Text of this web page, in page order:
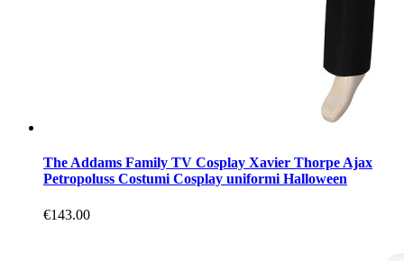
The Addams Family TV Cosplay Xavier Thorpe Ajax
Petropoluss Costumi Cosplay uniformi Halloween
€143.00